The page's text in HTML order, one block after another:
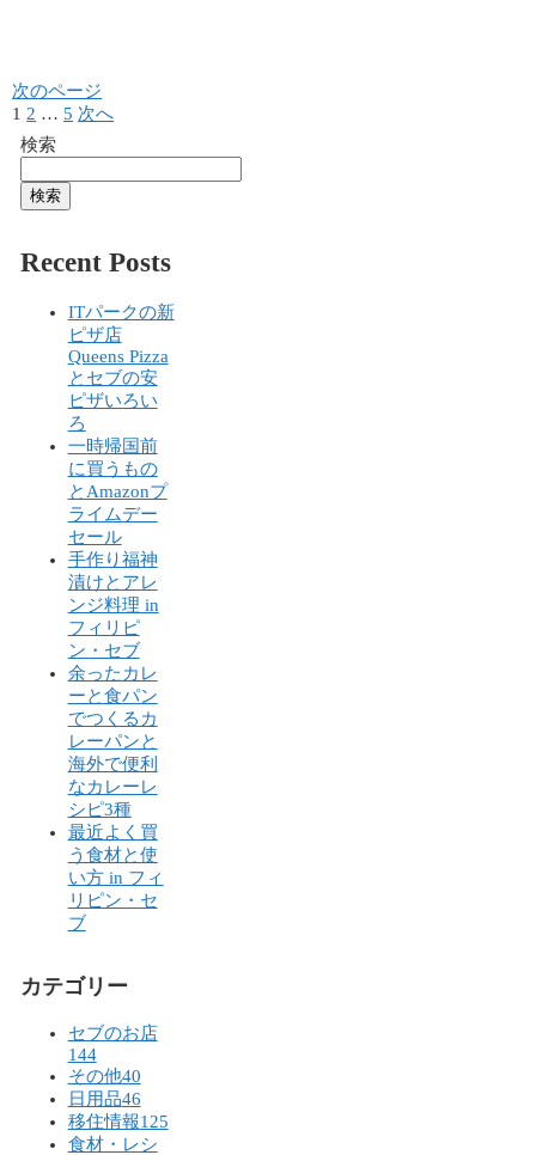
次のページ
1 2 … 5 次へ
検索
検索
Recent Posts
ITパークの新
ピザ店
Queens Pizza
とセブの安
ピザいろい
ろ
一時帰国前
に買うもの
とAmazonプ
ライムデー
セール
手作り福神
漬けとアレ
ンジ料理 in
フィリピ
ン・セブ
余ったカレ
ーと食パン
でつくるカ
レーパンと
海外で便利
なカレーレ
シピ3種
最近よく買
う食材と使
い方 in フィ
リピン・セ
ブ
カテゴリー
セブのお店
144
その他40
日用品46
移住情報125
食材・レシ